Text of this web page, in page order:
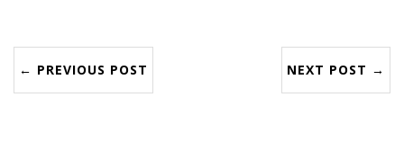
← PREVIOUS POST NEXT POST →